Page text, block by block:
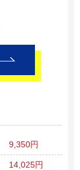
9,350円
14,025円